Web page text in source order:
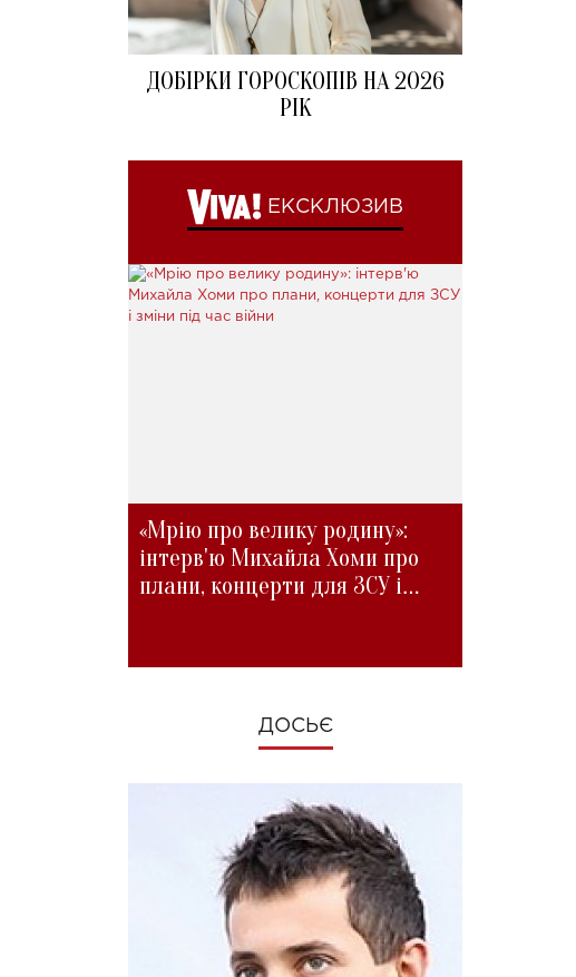
ДОБІРКИ ГОРОСКОПІВ НА 2026
РІК
ЕКСКЛЮЗИВ
«Мрію про велику родину»:
інтерв'ю Михайла Хоми про
плани, концерти для ЗСУ і
ДОСЬЄ